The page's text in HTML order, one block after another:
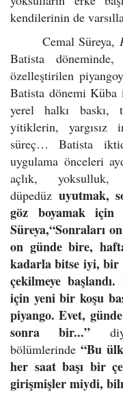
kendilerinin de
Cemal Süreya,
Batista
özelleştirilen
Batista dönemi Küba
yerel halkı
yitiklerin, yargısız
süreç… Batista
uygulama önceleri
açlık,
düpedüz uyutmak,
göz boyamak için
Süreya,“Sonraları
on günde bire,
kadarla bitse iyi, bir
çekilmeye
için yeni bir koşu
piyango. Evet,
sonra bir...”
bölümlerinde“Bu
her saat başı bir
girişmişler miydi,